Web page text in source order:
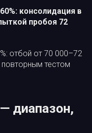
консолидация в
пробоя 72
отбой от 70 000–72
тестом
диапазон,